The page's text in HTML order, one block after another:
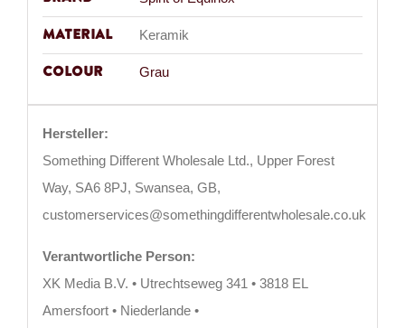
Material Keramik
Colour Grau
Hersteller:
Something Different Wholesale Ltd., Upper Forest
Way, SA6 8PJ, Swansea, GB,
customerservices@somethingdifferentwholesale.co.uk
Verantwortliche Person:
XK Media B.V. • Utrechtseweg 341 • 3818 EL
Amersfoort • Niederlande •